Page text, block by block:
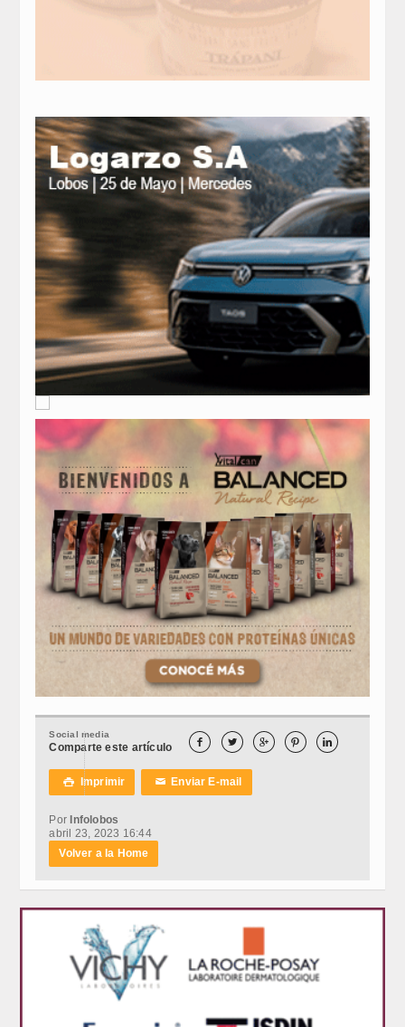
Social media
Comparte este artículo     
 Imprimir ✉Enviar E-mail
Por Infolobos
abril 23, 2023 16:44
Volver a la Home